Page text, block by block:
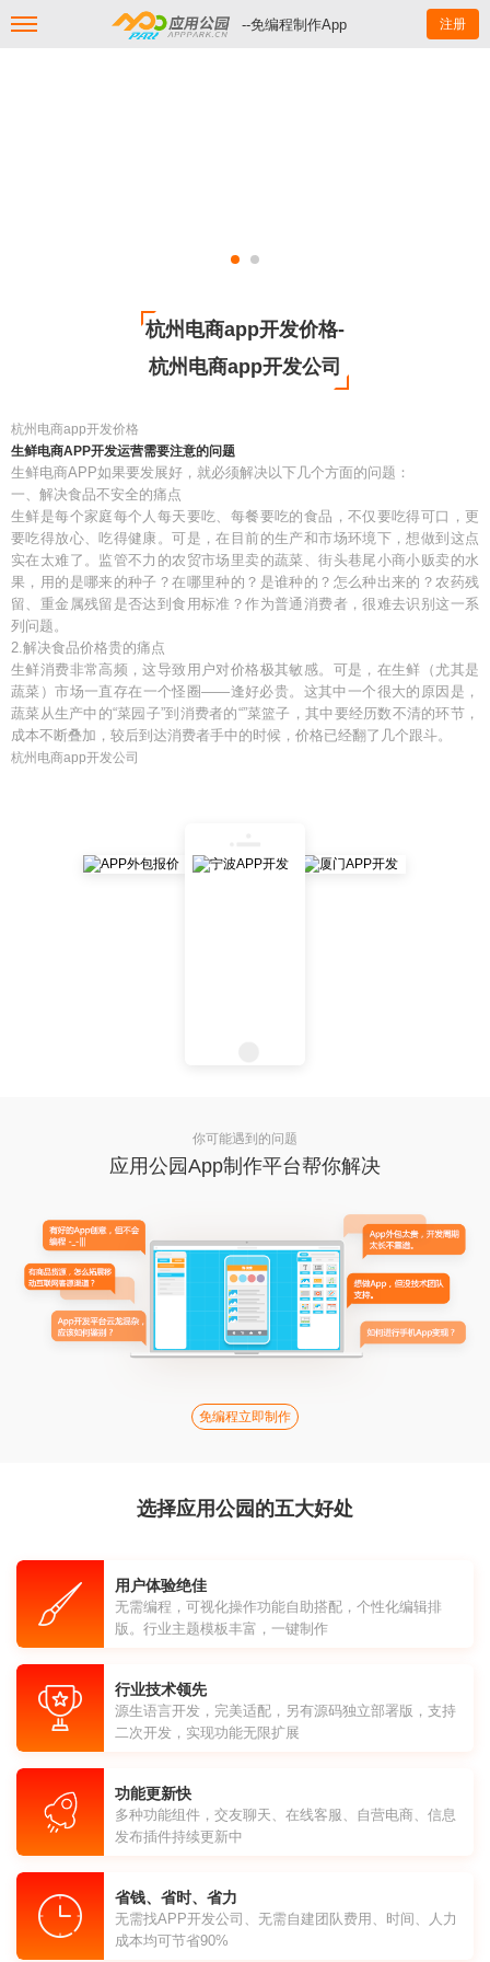
--免编程制作App 注册
杭州电商app开发价格-
杭州电商app开发公司
杭州电商app开发价格
生鲜电商APP开发运营需要注意的问题
生鲜电商APP如果要发展好，就必须解决以下几个方面的问题：
一、解决食品不安全的痛点
生鲜是每个家庭每个人每天要吃、每餐要吃的食品，不仅要吃得可口，更
要吃得放心、吃得健康。可是，在目前的生产和市场环境下，想做到这点
实在太难了。监管不力的农贸市场里卖的蔬菜、街头巷尾小商小贩卖的水
果，用的是哪来的种子？在哪里种的？是谁种的？怎么种出来的？农药残
留、重金属残留是否达到食用标准？作为普通消费者，很难去识别这一系
列问题。
2.解决食品价格贵的痛点
生鲜消费非常高频，这导致用户对价格极其敏感。可是，在生鲜（尤其是
蔬菜）市场一直存在一个怪圈——逢好必贵。这其中一个很大的原因是，
蔬菜从生产中的“菜园子”到消费者的“”菜篮子，其中要经历数不清的环节，
成本不断叠加，较后到达消费者手中的时候，价格已经翻了几个跟斗。
杭州电商app开发公司
你可能遇到的问题
应用公园App制作平台帮你解决
免编程立即制作
选择应用公园的五大好处
用户体验绝佳
无需编程，可视化操作功能自助搭配，个性化编辑排
版。行业主题模板丰富，一键制作
行业技术领先
源生语言开发，完美适配，另有源码独立部署版，支持
二次开发，实现功能无限扩展
功能更新快
多种功能组件，交友聊天、在线客服、自营电商、信息
发布插件持续更新中
省钱、省时、省力
无需找APP开发公司、无需自建团队费用、时间、人力
成本均可节省90%